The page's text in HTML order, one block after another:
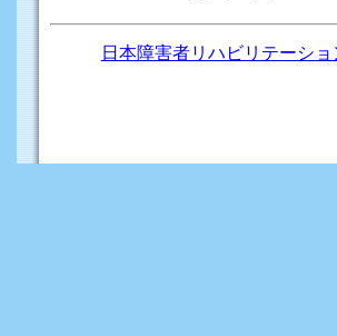
日本障害者リハビリテーシ